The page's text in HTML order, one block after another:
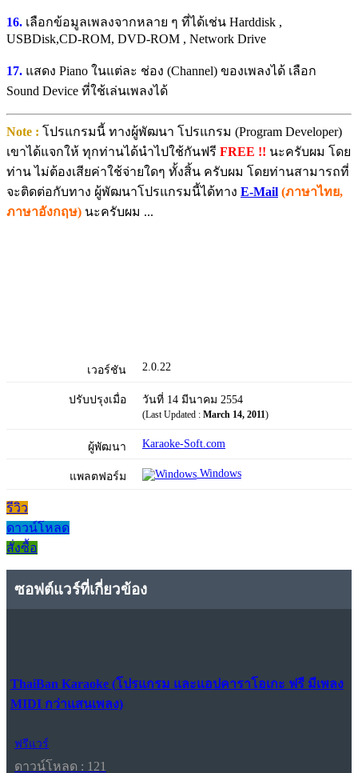
16. เลือกข้อมูลเพลงจากหลาย ๆ ที่ได้เช่น Harddisk ,
USBDisk,CD-ROM, DVD-ROM , Network Drive
17. แสดง Piano ในแต่ละ ช่อง (Channel) ของเพลงได้ เลือก
Sound Device ที่ใช้เล่นเพลงได้
Note : โปรแกรมนี้ ทางผู้พัฒนา โปรแกรม (Program Developer)
เขาได้แจกให้ ทุกท่านได้นำไปใช้กันฟรี FREE !! นะครับผม โดย
ท่าน ไม่ต้องเสียค่าใช้จ่ายใดๆ ทั้งสิ้น ครับผม โดยท่านสามารถที่
จะติดต่อกับทาง ผู้พัฒนาโปรแกรมนี้ได้ทาง E-Mail (ภาษาไทย,
ภาษาอังกฤษ) นะครับผม ...
เวอร์ชัน 2.0.22
ปรับปรุงเมื่อ วันที่ 14 มีนาคม 2554
(Last Updated : March 14, 2011)
ผู้พัฒนา Karaoke-Soft.com
แพลตฟอร์ม Windows
รีวิว
ดาวน์โหลด
สั่งซื้อ
ซอฟต์แวร์ที่เกี่ยวข้อง
ThaiBan Karaoke (โปรแกรม และแอปคาราโอเกะ ฟรี มีเพลง
MIDI กว่าแสนเพลง)
ฟรีแวร์
ดาวน์โหลด : 121